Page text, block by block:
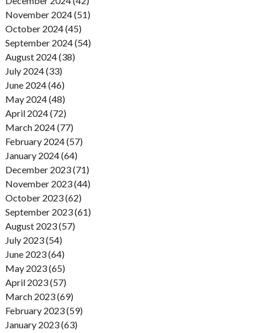
November 2024 (51)
October 2024 (45)
September 2024 (54)
August 2024 (38)
July 2024 (33)
June 2024 (46)
May 2024 (48)
April 2024 (72)
March 2024 (77)
February 2024 (57)
January 2024 (64)
December 2023 (71)
November 2023 (44)
October 2023 (62)
September 2023 (61)
August 2023 (57)
July 2023 (54)
June 2023 (64)
May 2023 (65)
April 2023 (57)
March 2023 (69)
February 2023 (59)
January 2023 (63)